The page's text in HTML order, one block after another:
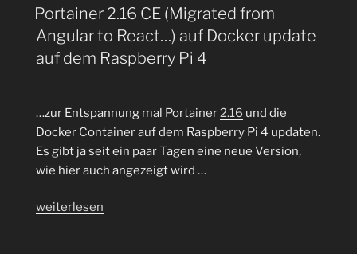
#FTXInsolvenz
ist
heute
eine
Quarkus
Version
2.14.0.Final
released
AM
Portainer 2.16 CE (Migrated from
Angular to React…) auf Docker update
auf dem Raspberry Pi 4
…zur Entspannung mal Portainer2.16 und die
Docker Container auf dem Raspberry Pi 4 updaten.
Es gibt ja seit ein paar Tagen eine neue Version,
wie hier auch angezeigt wird …
„Portainer
weiterlesen